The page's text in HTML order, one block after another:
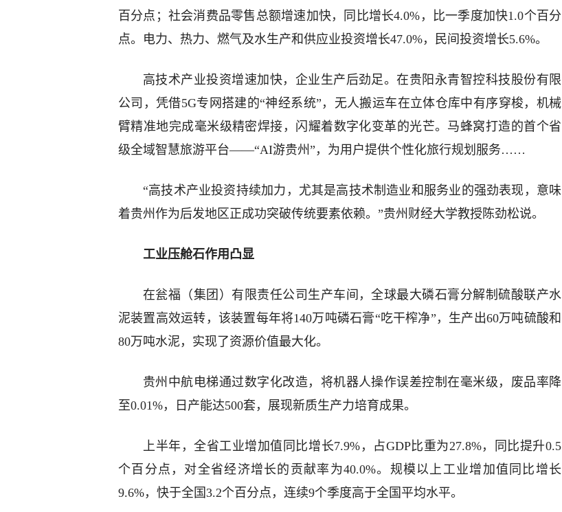
百分点；社会消费品零售总额增速加快，同比增长4.0%，比一季度加快1.0个百分
点。电力、热力、燃气及水生产和供应业投资增长47.0%，民间投资增长5.6%。
高技术产业投资增速加快，企业生产后劲足。在贵阳永青智控科技股份有限
公司，凭借5G专网搭建的“神经系统”，无人搬运车在立体仓库中有序穿梭，机械
臂精准地完成毫米级精密焊接，闪耀着数字化变革的光芒。马蜂窝打造的首个省
级全域智慧旅游平台——“AI游贵州”，为用户提供个性化旅行规划服务……
“高技术产业投资持续加力，尤其是高技术制造业和服务业的强劲表现，意味
着贵州作为后发地区正成功突破传统要素依赖。”贵州财经大学教授陈劲松说。
工业压舱石作用凸显
在瓮福（集团）有限责任公司生产车间，全球最大磷石膏分解制硫酸联产水
泥装置高效运转，该装置每年将140万吨磷石膏“吃干榨净”，生产出60万吨硫酸和
80万吨水泥，实现了资源价值最大化。
贵州中航电梯通过数字化改造，将机器人操作误差控制在毫米级，废品率降
至0.01%，日产能达500套，展现新质生产力培育成果。
上半年，全省工业增加值同比增长7.9%，占GDP比重为27.8%，同比提升0.5
个百分点，对全省经济增长的贡献率为40.0%。规模以上工业增加值同比增长
9.6%，快于全国3.2个百分点，连续9个季度高于全国平均水平。